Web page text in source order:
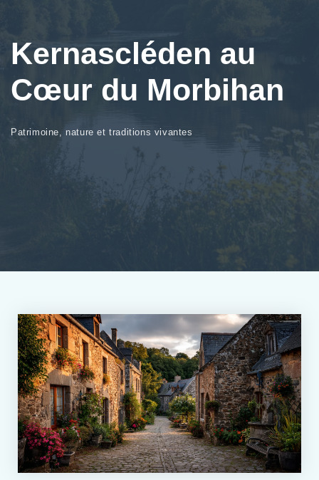
Kernascléden au
Cœur du Morbihan
Patrimoine, nature et traditions vivantes